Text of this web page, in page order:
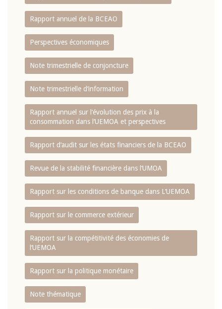
Rapport annuel de la BCEAO
Perspectives économiques
Note trimestrielle de conjoncture
Note trimestrielle d‘information
Rapport annuel sur l‘évolution des prix à la
consommation dans l‘UEMOA et perspectives
Rapport d‘audit sur les états financiers de la BCEAO
Revue de la stabilité financière dans l‘UMOA
Rapport sur les conditions de banque dans L‘UEMOA
Rapport sur le commerce extérieur
Rapport sur la compétitivité des économies de
l‘UEMOA
Rapport sur la politique monétaire
Note thématique